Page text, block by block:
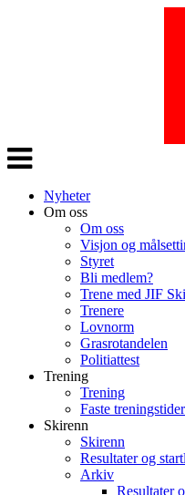
Veksle
navigasjon
Nyheter
Om oss
Om oss
Visjon og
Styret
Bli medlem?
Trene med JIF
Trenere
Lovnorm
Grasrotandelen
Politiattest
Trening
Trening
Faste treningstider
Skirenn
Skirenn
Resultater og
Arkiv
Resultater